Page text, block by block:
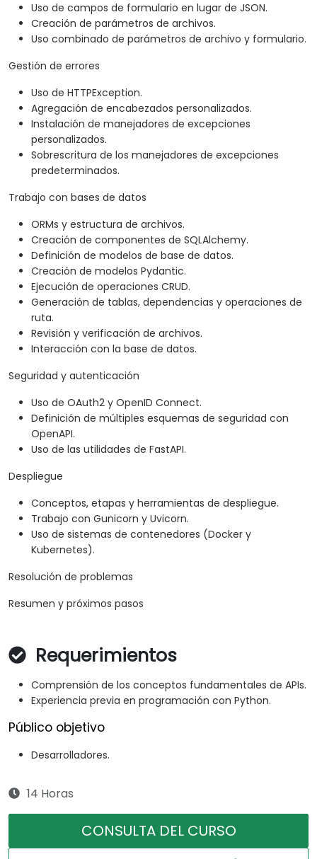
Uso de campos de formulario en lugar de JSON.
Creación de parámetros de archivos.
Uso combinado de parámetros de archivo y formulario.
Gestión de errores
Uso de HTTPException.
Agregación de encabezados personalizados.
Instalación de manejadores de excepciones
personalizados.
Sobrescritura de los manejadores de excepciones
predeterminados.
Trabajo con bases de datos
ORMs y estructura de archivos.
Creación de componentes de SQLAlchemy.
Definición de modelos de base de datos.
Creación de modelos Pydantic.
Ejecución de operaciones CRUD.
Generación de tablas, dependencias y operaciones de
ruta.
Revisión y verificación de archivos.
Interacción con la base de datos.
Seguridad y autenticación
Uso de OAuth2 y OpenID Connect.
Definición de múltiples esquemas de seguridad con
OpenAPI.
Uso de las utilidades de FastAPI.
Despliegue
Conceptos, etapas y herramientas de despliegue.
Trabajo con Gunicorn y Uvicorn.
Uso de sistemas de contenedores (Docker y
Kubernetes).
Resolución de problemas
Resumen y próximos pasos
Requerimientos
Comprensión de los conceptos fundamentales de APIs.
Experiencia previa en programación con Python.
Público objetivo
Desarrolladores.
14 Horas
CONSULTA DEL CURSO